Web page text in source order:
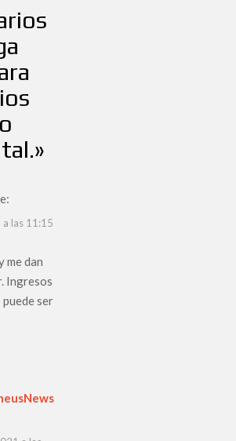
»
las 11:15
me dan
Ingresos
ser